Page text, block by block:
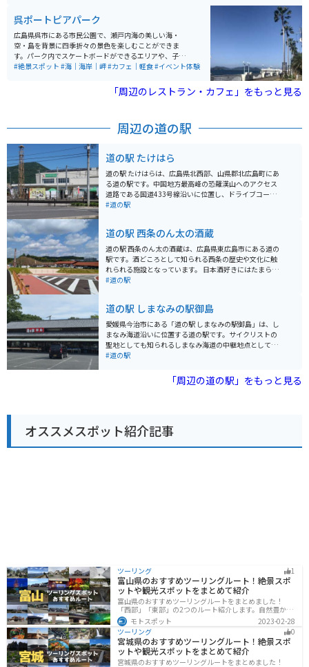
呉ポートピアパーク
広島県呉市にある市民公園で、瀬戸内海の美しい海・
空・島を背景に四季折々の景色を楽しむことができま
す。パーク内でスケートボードができるエリアや、子ど
も館で絵本やマンガを自由に読める施設があり、家族連
やトライアル広場など、アクティブに楽しめるスポット
す。貸し自転車や図書館、船のアスレチックなどもあ
ポートピア〉下車すぐ、無料駐車場500台。広島呉道路
からもアクセス良好です。
#絶景スポット #海｜海岸｜岬#カフェ｜軽食#イベント体験
「周辺のレストラン・カフェ」をもっと見る
周辺の道の駅
道の駅 たけはら
道の駅 たけはらは、広島県北西部、山県郡北広島町にあ
る道の駅です。中国地方最高峰の恐羅漢山へのアクセス
道路である国道433号線沿いに位置し、ドライブコース
の休憩スポットとして人気です。 地元で採れた新鮮な野
す。周辺には、スキー場やキャンプ場などのレジャー施
設も充実しており、四季折々の自然を楽しむことができ
ます。 バイクでのツーリングにも最適な場所で、中国山
地のワインディングロードを満喫することができます。
道の駅には、バイクスタンドや休憩スペースも完備され
時間を過ごしてみてはいかがでしょうか？
#道の駅
道の駅 西条のん太の酒蔵
道の駅 西条のん太の酒蔵は、広島県東広島市にある道の
駅です。酒どころとして知られる西条の歴史や文化に触
れられる施設となっています。 日本酒好きにはたまらな
いスポットで、併設されている酒蔵では、西条の地酒で
い。また、地元の特産品や新鮮な野菜などを販売する物
産館もあり、お土産探しにも最適です。 バイクで訪れる
場合、駐車場も広々としているので安心です。周辺に
は、歴史的な建造物が多く点在しているので、酒蔵巡り
と合わせて散策するのもおすすめです。道の駅 西条のん
#道の駅
道の駅 しまなみの駅御島
愛媛県今治市にある「道の駅 しまなみの駅御島」は、し
まなみ海道沿いに位置する道の駅です。サイクリストの
聖地としても知られるしまなみ海道の中継地点として、
多くのサイクリストが訪れます。 道の駅には、地元の特
魚介類や柑橘類などを楽しむことができます。また、レ
ンタサイクルのサービスもあり、しまなみ海道を自転車
られない思い出になるでしょう。 名産品としては、愛媛
県産の柑橘類を使ったジュースやジャム、地元で獲れた
魚介類を使った加工品などが人気です。道の駅のレスト
#道の駅
「周辺の道の駅」をもっと見る
オススメスポット紹介記事
ツーリング 1
富山県のおすすめツーリングルート！絶景スポ
ットや観光スポットをまとめて紹介
富山県のおすすめツーリングルートをまとめました！
「西部」「東部」の2つのルート紹介します。自然豊かな
山と海、温泉が充実しており、美術館などもあるので、
自然を満喫するツーリングができます。バイクで富山県
にツーリングに行く際は参考にしてください。
モトスポット
2023-02-28
ツーリング
0
宮城県のおすすめツーリングルート！絶景スポ
ットや観光スポットをまとめて紹介
宮城県のおすすめツーリングルートをまとめました！